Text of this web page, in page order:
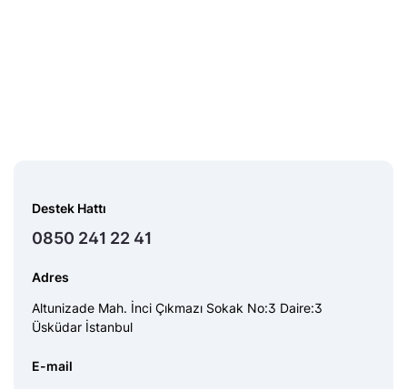
Destek Hattı
0850 241 22 41
Adres
Altunizade Mah. İnci Çıkmazı Sokak No:3 Daire:3
Üsküdar İstanbul
E-mail